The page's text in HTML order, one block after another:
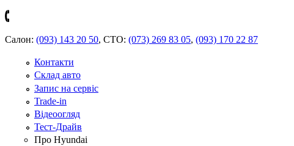
Салон: (093) 143 20 50, СТО: (073) 269 83 05, (093) 170 22 87
Контакти
Склад авто
Запис на сервіс
Trade-in
Відеоогляд
Тест-Драйв
Про Hyundai